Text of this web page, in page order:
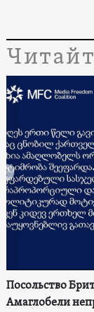
Посольство
Амаглобели